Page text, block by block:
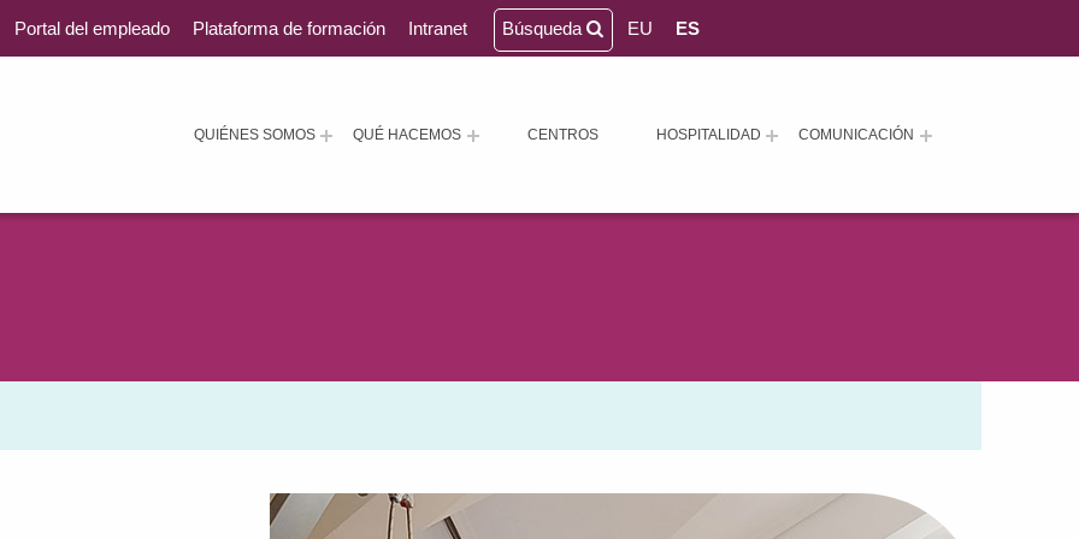
QUIÉNES SOMOS QUÉ HACEMOS CENTROS HOSPITALIDAD COMUNICACIÓN
Portal del empleado Plataforma de formación Intranet Búsqueda EU ES